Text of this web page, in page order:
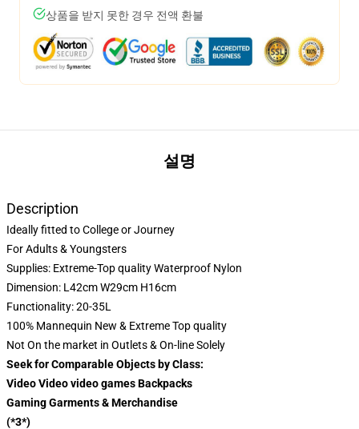
상품을 받지 못한 경우 전액 환불
설명
Description
Ideally fitted to College or Journey
For Adults & Youngsters
Supplies: Extreme-Top quality Waterproof Nylon
Dimension: L42cm W29cm H16cm
Functionality: 20-35L
100% Mannequin New & Extreme Top quality
Not On the market in Outlets & On-line Solely
Seek for Comparable Objects by Class:
Video Video video games Backpacks
Gaming Garments & Merchandise
(*3*)